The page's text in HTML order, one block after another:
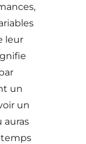
leur
un
un
auras